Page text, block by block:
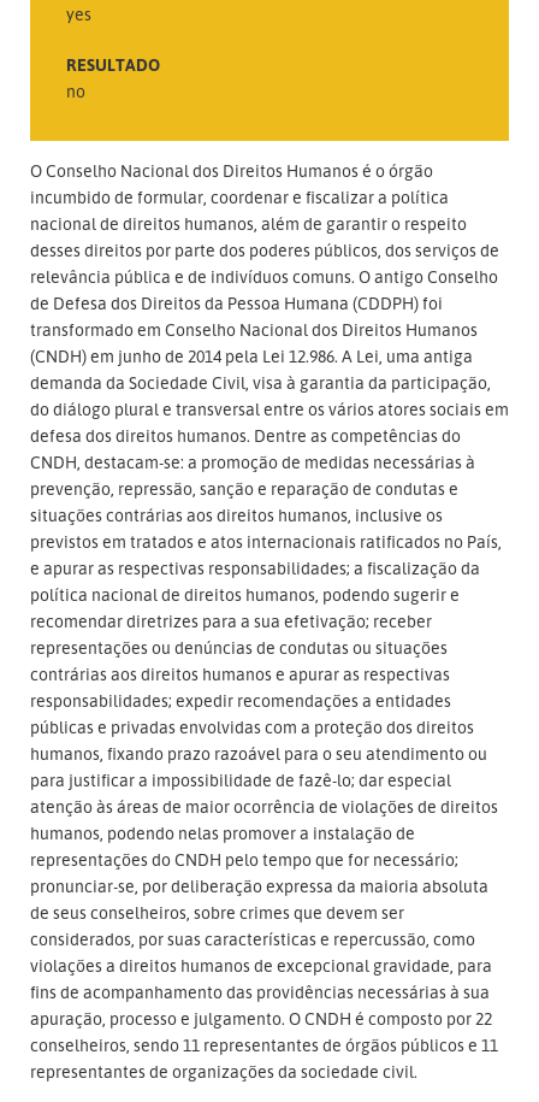
yes
RESULTADO
no
O Conselho Nacional dos Direitos Humanos é o órgão
incumbido de formular, coordenar e fiscalizar a política
nacional de direitos humanos, além de garantir o respeito
desses direitos por parte dos poderes públicos, dos serviços de
relevância pública e de indivíduos comuns. O antigo Conselho
de Defesa dos Direitos da Pessoa Humana (CDDPH) foi
transformado em Conselho Nacional dos Direitos Humanos
(CNDH) em junho de 2014 pela Lei 12.986. A Lei, uma antiga
demanda da Sociedade Civil, visa à garantia da participação,
do diálogo plural e transversal entre os vários atores sociais em
defesa dos direitos humanos. Dentre as competências do
CNDH, destacam-se: a promoção de medidas necessárias à
prevenção, repressão, sanção e reparação de condutas e
situações contrárias aos direitos humanos, inclusive os
previstos em tratados e atos internacionais ratificados no País,
e apurar as respectivas responsabilidades; a fiscalização da
política nacional de direitos humanos, podendo sugerir e
recomendar diretrizes para a sua efetivação; receber
representações ou denúncias de condutas ou situações
contrárias aos direitos humanos e apurar as respectivas
responsabilidades; expedir recomendações a entidades
públicas e privadas envolvidas com a proteção dos direitos
humanos, fixando prazo razoável para o seu atendimento ou
para justificar a impossibilidade de fazê-lo; dar especial
atenção às áreas de maior ocorrência de violações de direitos
humanos, podendo nelas promover a instalação de
representações do CNDH pelo tempo que for necessário;
pronunciar-se, por deliberação expressa da maioria absoluta
de seus conselheiros, sobre crimes que devem ser
considerados, por suas características e repercussão, como
violações a direitos humanos de excepcional gravidade, para
fins de acompanhamento das providências necessárias à sua
apuração, processo e julgamento. O CNDH é composto por 22
conselheiros, sendo 11 representantes de órgãos públicos e 11
representantes de organizações da sociedade civil.